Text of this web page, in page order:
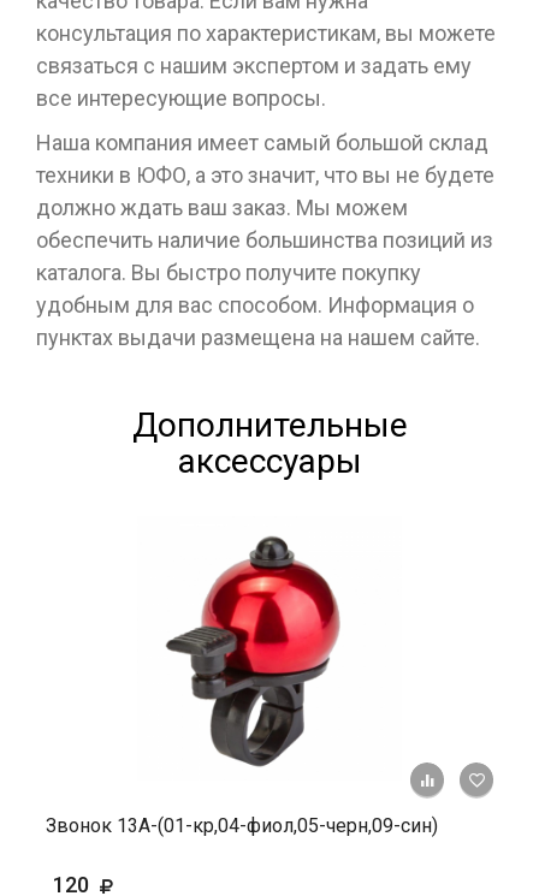
консультация по характеристикам, вы можете
связаться с нашим экспертом и задать ему
все интересующие вопросы.
Наша компания имеет самый большой склад
техники в ЮФО, а это значит, что вы не будете
должно ждать ваш заказ. Мы можем
обеспечить наличие большинства позиций из
каталога. Вы быстро получите покупку
удобным для вас способом. Информация о
пунктах выдачи размещена на нашем сайте.
Дополнительные
аксессуары
+ К
Звонок 13А-(01-кр,04-фиол,05-черн,09-син)
120